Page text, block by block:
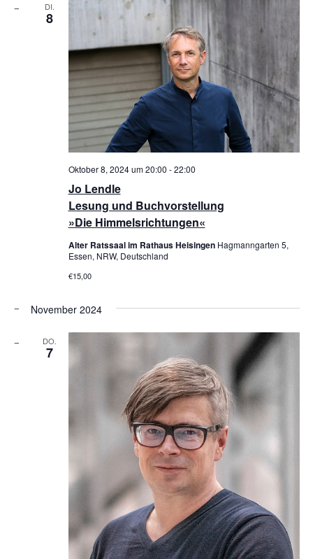
DI.
8
Jo Lendle
Lesung und Buchvorstellung
»Die Himmelsrichtungen«
Oktober 8, 2024 um 20:00 -22:00
Alter Ratssaal im Rathaus Heisingen Hagmanngarten 5,
Essen, NRW, Deutschland
€15,00
November 2024
DO.
7